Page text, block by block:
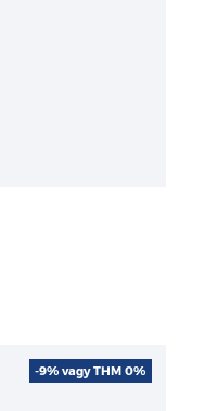
-9% vagy THM 0%